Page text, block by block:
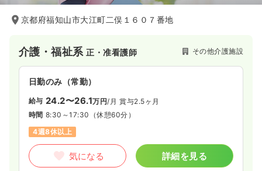
京都府福知山市大江町二俣１６０７番地
介護・福祉系正・准看護師 その他介護施設
日勤のみ（常勤）
給与 24.2〜26.1万円/月 賞与2.5ヶ月
時間 8:30～17:30 （休憩60分）
4週8休以上
気になる 詳細を見る